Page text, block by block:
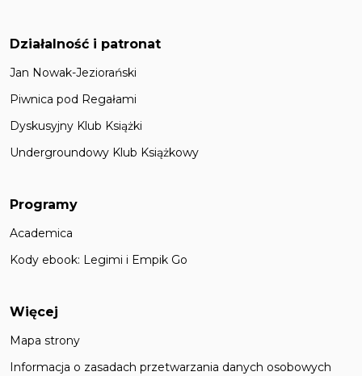
Działalność i patronat
Jan Nowak-Jeziorański
Piwnica pod Regałami
Dyskusyjny Klub Książki
Undergroundowy Klub Książkowy
Programy
Academica
Kody ebook: Legimi i Empik Go
Więcej
Mapa strony
Informacja o zasadach przetwarzania danych osobowych